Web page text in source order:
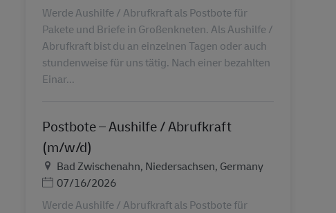
Werde Aushilfe / Abrufkraft als Postbote für
Pakete und Briefe in Großenkneten. Als Aushilfe /
Abrufkraft bist du an einzelnen Tagen oder auch
stundenweise für uns tätig. Nach einer bezahlten
Einar...
Postbote – Aushilfe / Abrufkraft
(m/w/d)
地点Bad Zwischenahn, Niedersachsen, Germany
Posted Date
07/16/2026
Werde Aushilfe / Abrufkraft als Postbote für